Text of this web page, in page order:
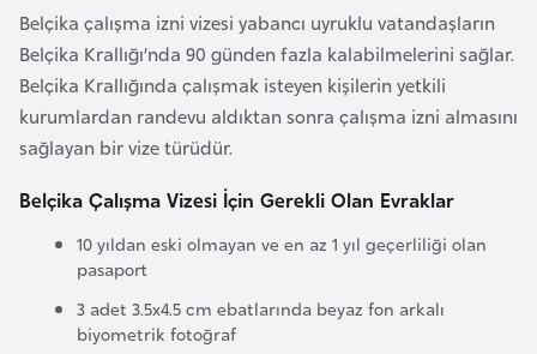
Belçika çalışma izni vizesi yabancı uyruklu vatandaşların
Belçika Krallığı’nda 90 günden fazla kalabilmelerini sağlar.
Belçika Krallığında çalışmak isteyen kişilerin yetkili
kurumlardan randevu aldıktan sonra çalışma izni almasını
sağlayan bir vize türüdür.
Belçika Çalışma Vizesi İçin Gerekli Olan Evraklar
10 yıldan eski olmayan ve en az 1 yıl geçerliliği olan
pasaport
3 adet 3.5x4.5 cm ebatlarında beyaz fon arkalı
biyometrik fotoğraf
s
B
e
l
i